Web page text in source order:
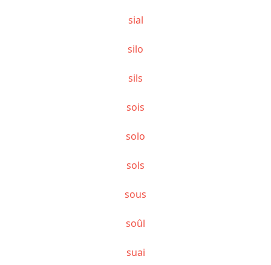
sial
silo
sils
sois
solo
sols
sous
soûl
suai